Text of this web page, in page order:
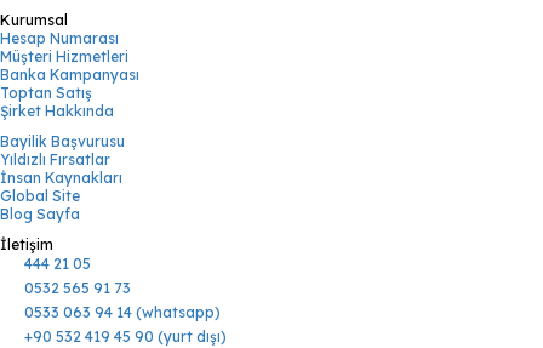
Kurumsal
Hesap Numarası
Müşteri Hizmetleri
Banka Kampanyası
Toptan Satış
Şirket Hakkında
Bayilik Başvurusu
Yıldızlı Fırsatlar
İnsan Kaynakları
Global Site
Blog Sayfa
İletişim
444 21 05
0532 565 91 73
0533 063 94 14 (whatsapp)
+90 532 419 45 90 (yurt dışı)